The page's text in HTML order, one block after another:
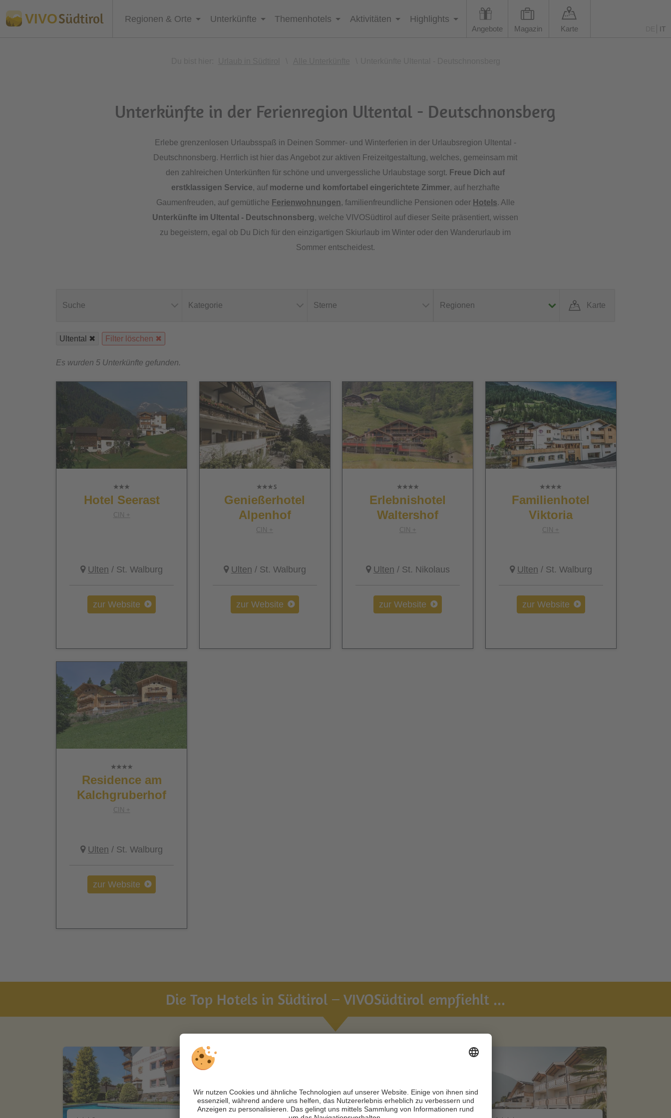
VIVOSüdtirol Regionen & Orte Unterkünfte Themenhotels Aktivitäten Highlights
Angebote Magazin Karte IT
Unterkünfte in der Ferienregion Ultental - Deutschnonsberg
Erlebe grenzenlosen Urlaubsspaß in Deinen Sommer- und Winterferien in der Urlaubsregion Ultental -
Deutschnonsberg. Herrlich ist hier das Angebot zur aktiven Freizeitgestaltung, welches, gemeinsam mit
den zahlreichen Unterkünften für schöne und unvergessliche Urlaubstage sorgt. Freue Dich auf
erstklassigen Service, auf moderne und komfortabel eingerichtete Zimmer, auf herzhafte
Gaumenfreuden, auf gemütliche Ferienwohnungen, familienfreundliche Pensionen oder Hotels. Alle
Unterkünfte im Ultental - Deutschnonsberg, welche VIVOSüdtirol auf dieser Seite präsentiert, wissen
zu begeistern, egal ob Du Dich für den einzigartigen Skiurlaub im Winter oder den Wanderurlaub im
Sommer entscheidest.
Suche Kategorie Sterne Regionen Karte
Ultental Filter löschen
Es wurden 5 Unterkünfte gefunden.
Hotel Seerast
CIN +
Ulten / St. Walburg
zur Website
Genießerhotel
Alpenhof
CIN +
Ulten / St. Walburg
zur Website
Erlebnishotel
Waltershof
CIN +
Ulten / St. Nikolaus
zur Website
Familienhotel
Viktoria
CIN +
Ulten / St. Walburg
zur Website
Residence am
Kalchgruberhof
CIN +
Ulten / St. Walburg
zur Website
Die Top Hotels in Südtirol – VIVOSüdtirol empfiehlt ...